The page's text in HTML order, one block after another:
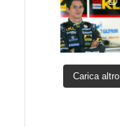
Carica altro